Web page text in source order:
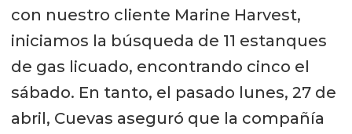
con nuestro cliente Marine Harvest,
iniciamos la búsqueda de 11 estanques
de gas licuado, encontrando cinco el
sábado. En tanto, el pasado lunes, 27 de
abril, Cuevas aseguró que la compañía